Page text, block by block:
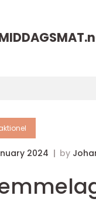
2024 by